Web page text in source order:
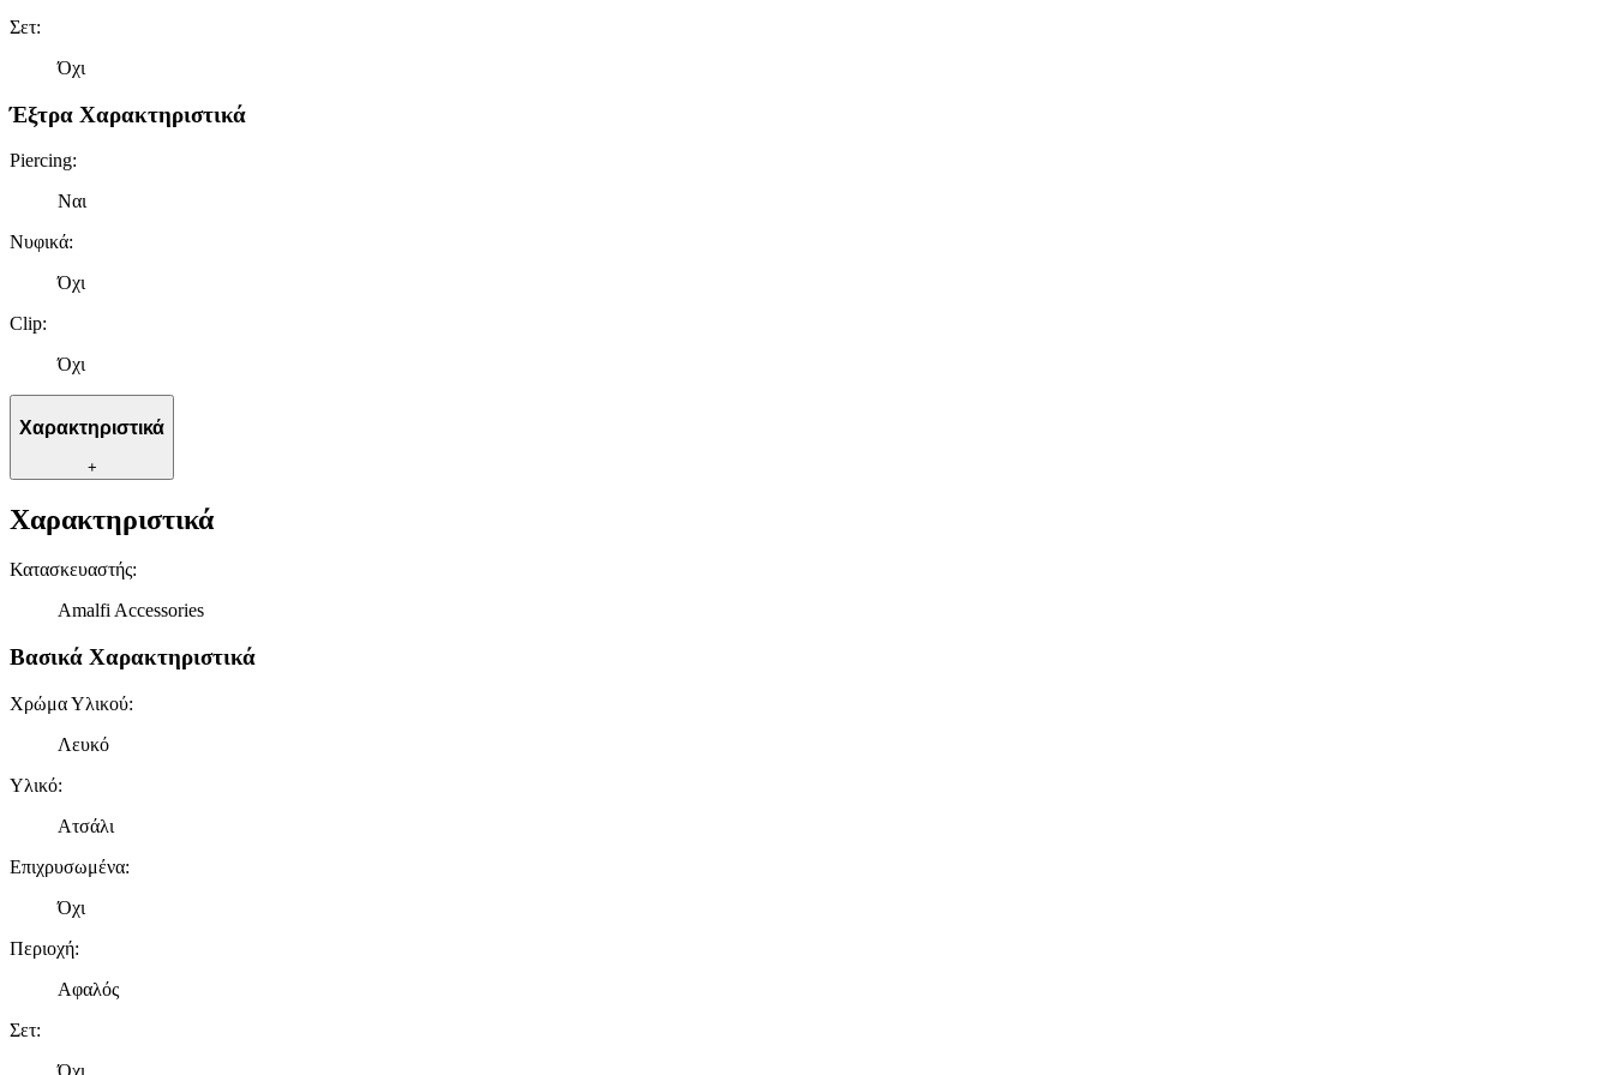
Σετ:
Όχι
Έξτρα Χαρακτηριστικά
Piercing:
Ναι
Νυφικά:
Όχι
Clip:
Όχι
Χαρακτηριστικά
+
Χαρακτηριστικά
Κατασκευαστής:
Amalfi Accessories
Βασικά Χαρακτηριστικά
Χρώμα Υλικού:
Λευκό
Υλικό:
Ατσάλι
Επιχρυσωμένα:
Όχι
Περιοχή:
Αφαλός
Σετ:
Όχι